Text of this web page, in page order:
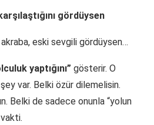
gördüysen
eski sevgili gördüysen…
yaptığını” gösterir. O
var. Belki özür dilemelisin.
Belki de sadece onunla “yolun